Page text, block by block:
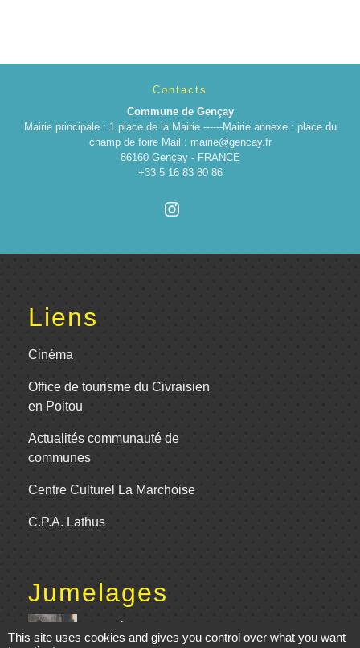
Contacts
Commune de Gençay
Mairie principale : 1 place de la Mairie ------Mairie annexe : place du
champ de foire Mail : mairie@gencay.fr
86160 Gençay - FRANCE
+33 5 16 83 80 86
Liens
Cinéma
Office de tourisme du Civraisien
en Poitou
Actualités communauté de
communes
Centre Culturel La Marchoise
C.P.A. Lathus
Jumelages
This site uses cookies and gives you control over what you want